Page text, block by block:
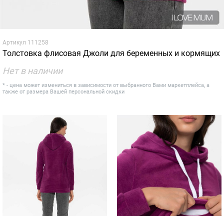
Артикул 111258
Толстовка флисовая Джоли для беременных и кормящих
Нет в наличии
* - цена может измениться в зависимости от выбранного Вами маркетплейса, а
также от размера Вашей персональной скидки